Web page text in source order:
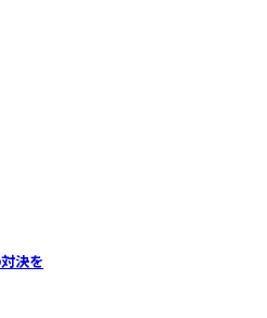
決を